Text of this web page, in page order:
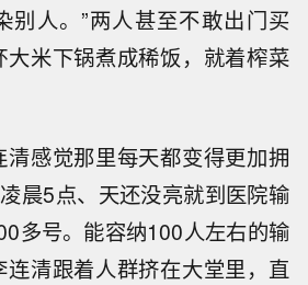
别人。”两人甚至不敢出门买
米下锅煮成稀饭，就着榨菜
感觉那里每天都变得更加拥
晨5点、天还没亮就到医院输
多号。能容纳100人左右的输
清跟着人群挤在大堂里，直